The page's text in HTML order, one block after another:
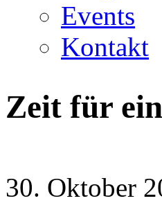
Events
Kontakt
Zeit für
30. Oktober